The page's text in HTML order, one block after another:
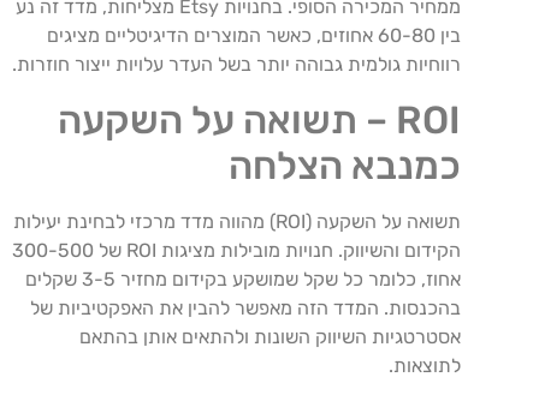
ממחיר המכירה הסופי. בחנויות Etsy מצליחות, מדד זה נע
בין 60-80 אחוזים, כאשר המוצרים הדיגיטליים מציגים
רווחיות גולמית גבוהה יותר בשל העדר עלויות ייצור חוזרות.
ROI – תשואה על השקעה
כמנבא הצלחה
תשואה על השקעה (ROI) מהווה מדד מרכזי לבחינת יעילות
הקידום והשיווק. חנויות מובילות מציגות ROI של 300-500
אחוז, כלומר כל שקל שמושקע בקידום מחזיר 3-5 שקלים
בהכנסות. המדד הזה מאפשר להבין את האפקטיביות של
אסטרטגיות השיווק השונות ולהתאים אותן בהתאם
לתוצאות.